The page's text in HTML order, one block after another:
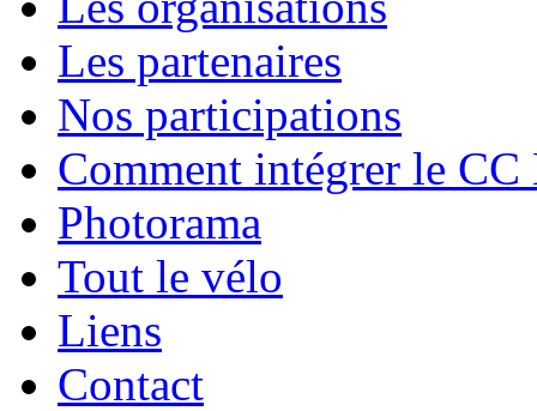
Les partenaires
Nos participations
Comment intégrer le
Photorama
Tout le vélo
Liens
Contact